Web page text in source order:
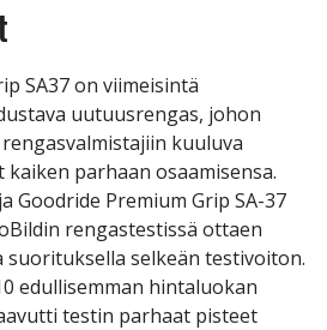
SA37 on viimeisintä
uutuusrengas, johon
kuuluva
parhaan osaamisensa.
Goodride Premium Grip SA-37
rengastestissä ottaen
suorituksella selkeän testivoiton.
edullisemman hintaluokan
testin parhaat pisteet